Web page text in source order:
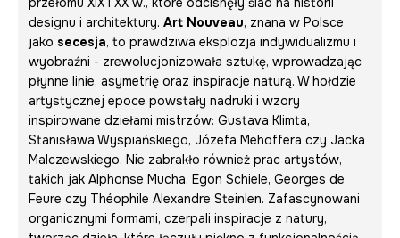
designu i architektury. Art Nouveau, znana w Polsce
jako secesja, to prawdziwa eksplozja indywidualizmu i
wyobraźni - zrewolucjonizowała sztukę, wprowadzając
płynne linie, asymetrię oraz inspiracje naturą. W hołdzie
artystycznej epoce powstały nadruki i wzory
inspirowane dziełami mistrzów: Gustava Klimta,
Stanisława Wyspiańskiego, Józefa Mehoffera czy Jacka
Malczewskiego. Nie zabrakło również prac artystów,
takich jak Alphonse Mucha, Egon Schiele, Georges de
Feure czy Théophile Alexandre Steinlen. Zafascynowani
organicznymi formami, czerpali inspiracje z natury,